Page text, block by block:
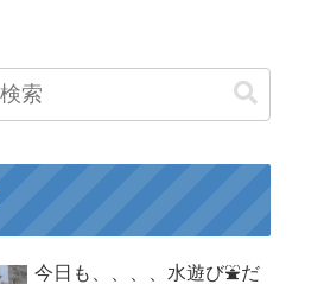
今日も、、、、水遊び⛲だ